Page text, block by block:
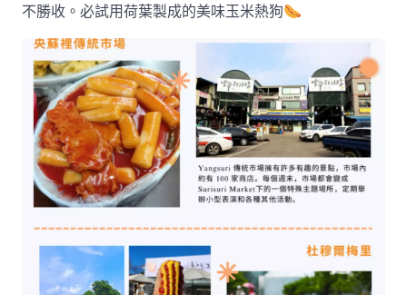
不勝收。必試用荷葉製成的美味玉米熱狗🌭